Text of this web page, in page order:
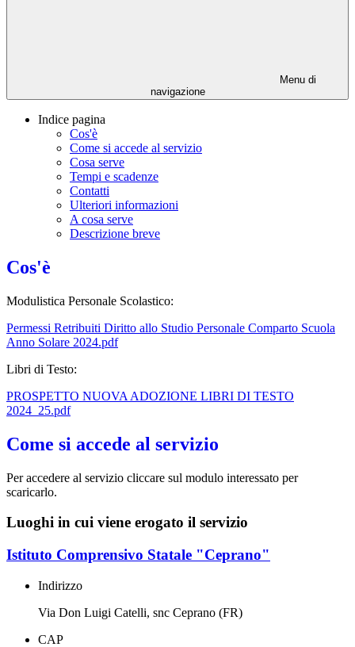
Menu di
navigazione
Indice pagina
Cos'è
Come si accede al servizio
Cosa serve
Tempi e scadenze
Contatti
Ulteriori informazioni
A cosa serve
Descrizione breve
Cos'è
Modulistica Personale Scolastico:
Permessi Retribuiti Diritto allo Studio Personale Comparto Scuola
Anno Solare 2024.pdf
Libri di Testo:
PROSPETTO NUOVA ADOZIONE LIBRI DI TESTO
2024_25.pdf
Come si accede al servizio
Per accedere al servizio cliccare sul modulo interessato per
scaricarlo.
Luoghi in cui viene erogato il servizio
Istituto Comprensivo Statale "Ceprano"
Indirizzo
Via Don Luigi Catelli, snc Ceprano (FR)
CAP